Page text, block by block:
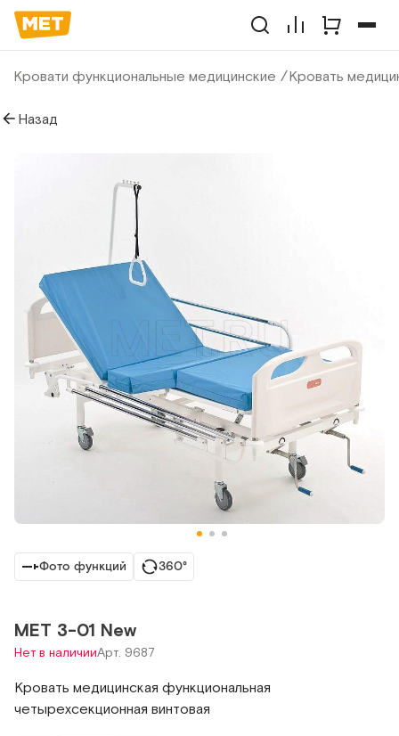
Кровати функциональные медицинские Кровать
Назад
Фото функций 360°
МЕТ 3-01 New
Нет в наличииАрт. 9687
Кровать медицинская функциональная
четырехсекционная винтовая